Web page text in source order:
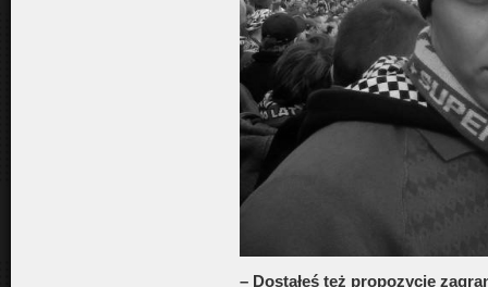
– Dostałeś też propozycję